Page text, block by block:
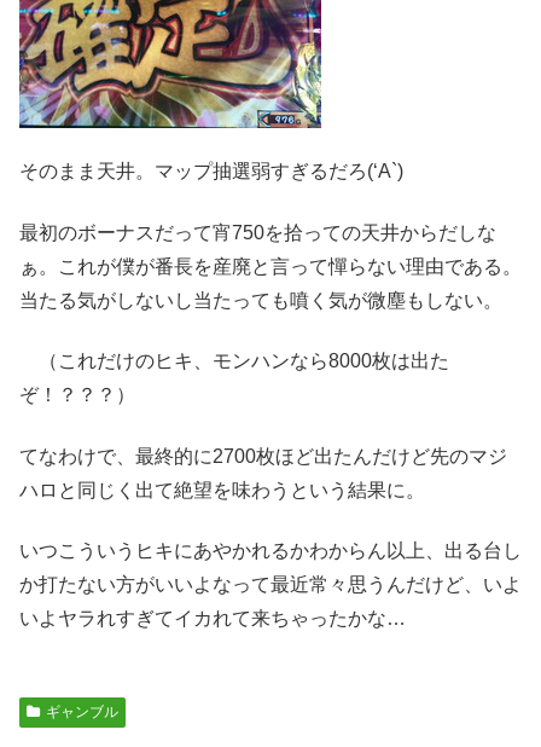
そのまま天井。マップ抽選弱すぎるだろ(‘A`)
最初のボーナスだって宵750を拾っての天井からだしな
ぁ。これが僕が番長を産廃と言って憚らない理由である。
当たる気がしないし当たっても噴く気が微塵もしない。
（これだけのヒキ、モンハンなら8000枚は出た
ぞ！？？？）
てなわけで、最終的に2700枚ほど出たんだけど先のマジ
ハロと同じく出て絶望を味わうという結果に。
いつこういうヒキにあやかれるかわからん以上、出る台し
か打たない方がいいよなって最近常々思うんだけど、いよ
いよヤラれすぎてイカれて来ちゃったかな…
ギャンブル